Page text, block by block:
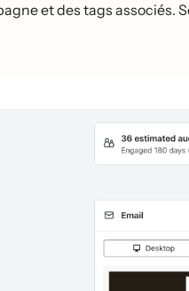
et des tags associés.